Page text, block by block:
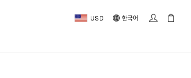
USD 한국어